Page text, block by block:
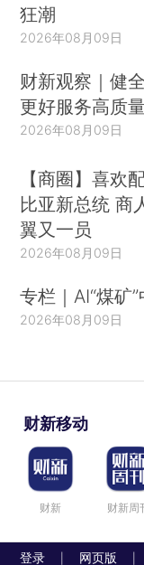
狂潮
2026年08月09日
财新观察｜健
更好服务高质
2026年08月09日
【商圈】喜欢
比亚新总统 商
翼又一员
2026年08月09日
专栏｜AI“煤矿
2026年08月09日
财新移动
财新 财新周
登录 网页版